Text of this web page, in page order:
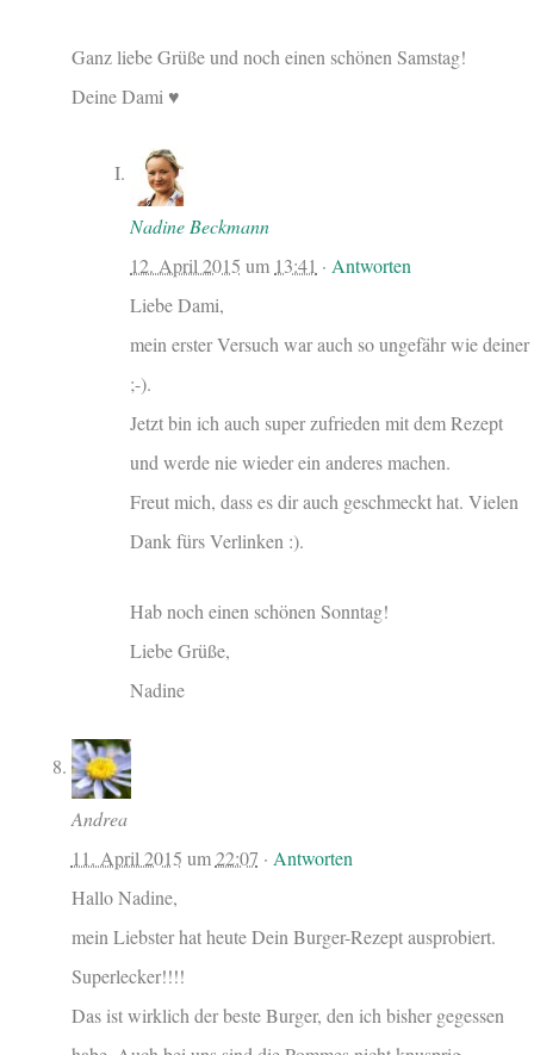
Ganz liebe Grüße und noch einen schönen Samstag!
Deine Dami ♥
Nadine Beckmann
12. April 2015 um 13:41 · Antworten
Liebe Dami,
mein erster Versuch war auch so ungefähr wie deiner
;-).
Jetzt bin ich auch super zufrieden mit dem Rezept
und werde nie wieder ein anderes machen.
Freut mich, dass es dir auch geschmeckt hat. Vielen
Dank fürs Verlinken :).
Hab noch einen schönen Sonntag!
Liebe Grüße,
Nadine
Andrea
11. April 2015 um22:07 · Antworten
Hallo Nadine,
mein Liebster hat heute Dein Burger-Rezept ausprobiert.
Superlecker!!!!
Das ist wirklich der beste Burger, den ich bisher gegessen